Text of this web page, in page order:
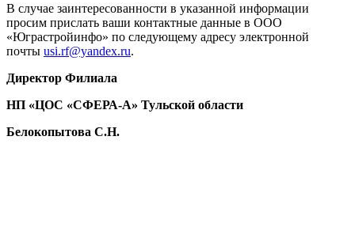
В случае заинтересованности в указанной информации
просим прислать ваши контактные данные в ООО
«Юграстройинфо» по следующему адресу электронной
почты usi.rf@yandex.ru.
Директор Филиала
НП «ЦОС «СФЕРА-А» Тульской области
Белокопытова С.Н.